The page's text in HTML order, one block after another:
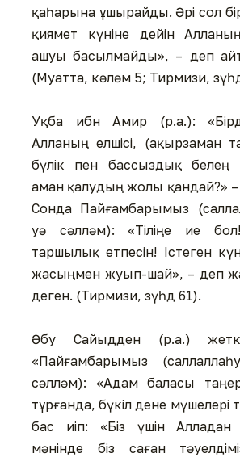
қаһарына ұшырайды. Әрі сол бір
қиямет күніне дейін
ашуы басылмайды», – деп
(Муатта, кәләм 5; Тирмизи,
Уқба ибн Амир (р.а.):
Алланың елшісі, (ақырзаман
бүлік пен бассыздық белең
аман қалудың жолы қандай?»
Сонда Пайғамбарымыз
уә сәлләм): «Тіліңе ие
таршылық етпесін! Істеген
жасыңмен жуып-шай», – деп
деген. (Тирмизи, зүһд 61).
Әбу Сайыдден (р.а.)
«Пайғамбарымыз
сәлләм): «Адам баласы
тұрғанда, бүкіл дене мүшелері
бас иіп: «Біз үшін
мәнінде біз саған